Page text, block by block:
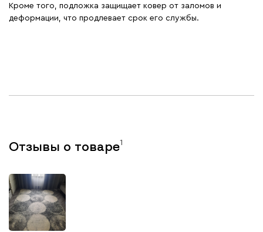
Кроме того, подложка защищает ковер от заломов и
деформации, что продлевает срок его службы.
Отзывы о товаре1